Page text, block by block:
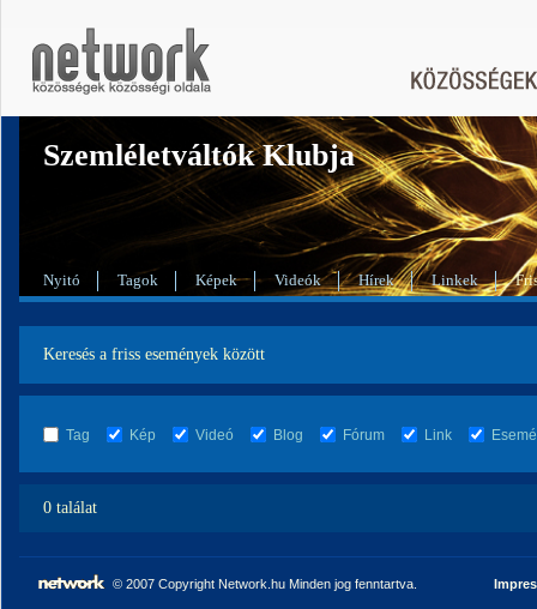
Szemléletváltók Klubja
Nyitó Tagok Képek Videók Hírek Linkek
Keresés a friss események között
Tag Kép Videó Blog Fórum Link
0 találat
© 2007 Copyright Network.hu Minden jog fenntartva.